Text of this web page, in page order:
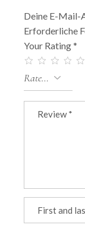
Deine E-Mail-
Erforderliche
Your Rating*